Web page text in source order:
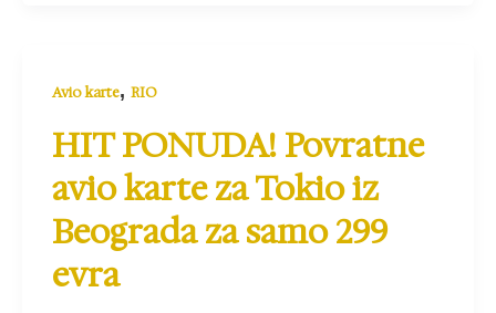
Avio karte, RIO
HIT PONUDA! Povratne
avio karte za Tokio iz
Beograda za samo 299
evra